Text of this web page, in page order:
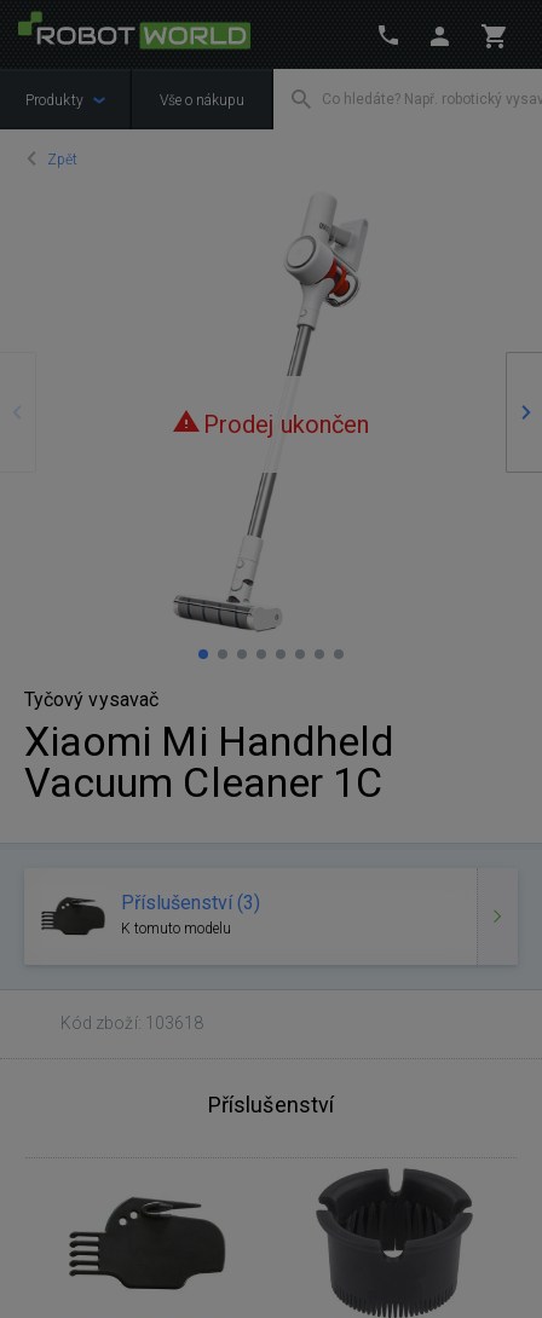
Produkty Vše o nákupu
Zpět
Prodej ukončen
Tyčový vysavač
Xiaomi Mi Handheld
Vacuum Cleaner 1C
Příslušenství (3)
K tomuto modelu
Kód zboží: 103618
Příslušenství